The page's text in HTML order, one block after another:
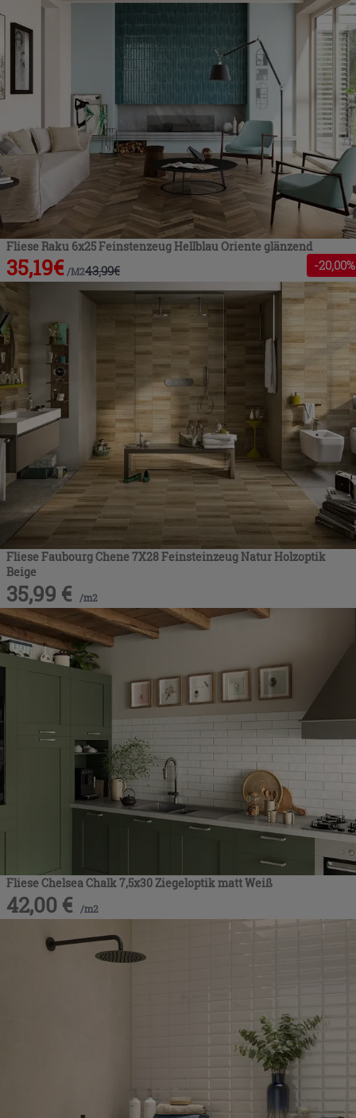
Fliese Raku 6x25 Feinstenzeug Hellblau Oriente glänzend
35,19€ /M243,99€ -20,00%
Fliese Faubourg Chene 7X28 Feinsteinzeug Natur Holzoptik
Beige
35,99 € /m2
Fliese Chelsea Chalk 7,5x30 Ziegeloptik matt Weiß
42,00 € /m2